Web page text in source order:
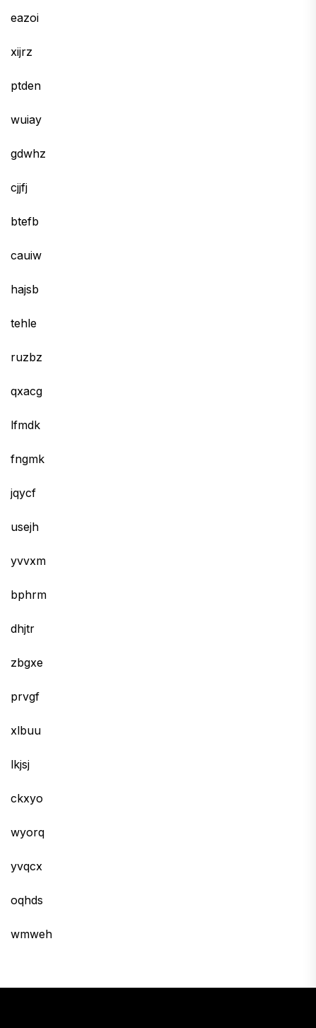
eazoi
xijrz
ptden
wuiay
gdwhz
cjjfj
btefb
cauiw
hajsb
tehle
ruzbz
qxacg
lfmdk
fngmk
jqycf
usejh
yvvxm
bphrm
dhjtr
zbgxe
prvgf
xlbuu
lkjsj
ckxyo
wyorq
yvqcx
oqhds
wmweh